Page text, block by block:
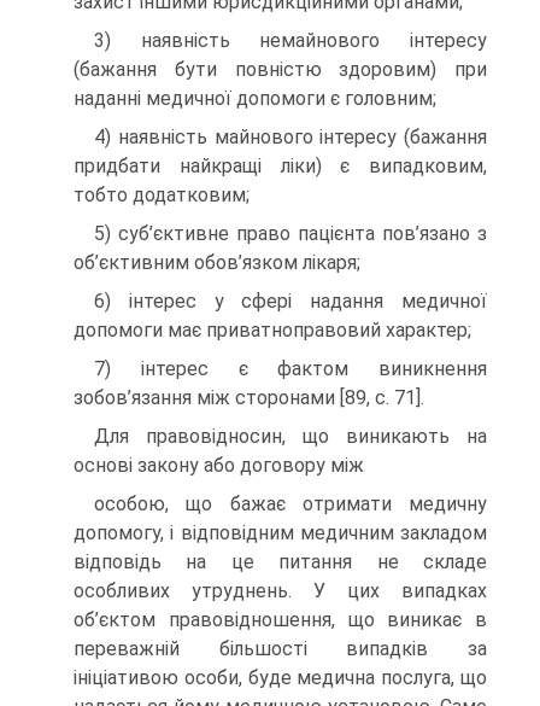
3) наявність немайнового інтересу
(бажання бути повністю здоровим) при
наданні медичної допомоги є головним;
4) наявність майнового інтересу (бажання
придбати найкращі ліки) є випадковим,
тобто додатковим;
5) суб’єктивне право пацієнта пов’язано з
об’єктивним обов’язком лікаря;
6) інтерес у сфері надання медичної
допомоги має приватноправовий характер;
7) інтерес є фактом виникнення
зобов’язання між сторонами [89, с. 71].
Для правовідносин, що виникають на
основі закону або договору між
особою, що бажає отримати медичну
допомогу, і відповідним медичним закладом
відповідь на це питання не складе
особливих утруднень. У цих випадках
об’єктом правовідношення, що виникає в
переважній більшості випадків за
ініціативою особи, буде медична послуга, що